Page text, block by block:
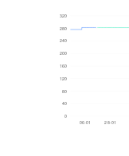
0
40
80
120
160
200
240
280
320
06-01 28-01